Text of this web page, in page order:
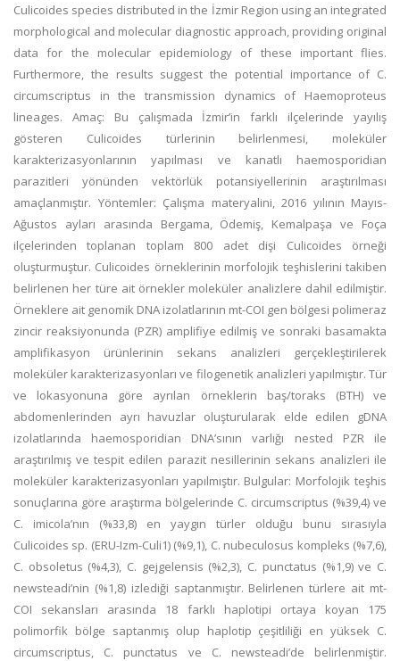
Culicoides species distributed in the İzmir Region using an integrated
morphological and molecular diagnostic approach, providing original
data for the molecular epidemiology of these important flies.
Furthermore, the results suggest the potential importance of C.
circumscriptus in the transmission dynamics of Haemoproteus
lineages. Amaç: Bu çalışmada İzmir’in farklı ilçelerinde yayılış
gösteren Culicoides türlerinin belirlenmesi, moleküler
karakterizasyonlarının yapılması ve kanatlı haemosporidian
parazitleri yönünden vektörlük potansiyellerinin araştırılması
amaçlanmıştır. Yöntemler: Çalışma materyalini, 2016 yılının Mayıs-
Ağustos ayları arasında Bergama, Ödemiş, Kemalpaşa ve Foça
ilçelerinden toplanan toplam 800 adet dişi Culicoides örneği
oluşturmuştur. Culicoides örneklerinin morfolojik teşhislerini takiben
belirlenen her türe ait örnekler moleküler analizlere dahil edilmiştir.
Örneklere ait genomik DNA izolatlarının mt-COI gen bölgesi polimeraz
zincir reaksiyonunda (PZR) amplifiye edilmiş ve sonraki basamakta
amplifikasyon ürünlerinin sekans analizleri gerçekleştirilerek
moleküler karakterizasyonları ve filogenetik analizleri yapılmıştır. Tür
ve lokasyonuna göre ayrılan örneklerin baş/toraks (BTH) ve
abdomenlerinden ayrı havuzlar oluşturularak elde edilen gDNA
izolatlarında haemosporidian DNA’sının varlığı nested PZR ile
araştırılmış ve tespit edilen parazit nesillerinin sekans analizleri ile
moleküler karakterizasyonları yapılmıştır. Bulgular: Morfolojik teşhis
sonuçlarına göre araştırma bölgelerinde C. circumscriptus (%39,4) ve
C. imicola’nın (%33,8) en yaygın türler olduğu bunu sırasıyla
Culicoides sp. (ERU-Izm-Culi1) (%9,1), C. nubeculosus kompleks (%7,6),
C. obsoletus (%4,3), C. gejgelensis (%2,3), C. punctatus (%1,9) ve C.
newsteadi’nin (%1,8) izlediği saptanmıştır. Belirlenen türlere ait mt-
COI sekansları arasında 18 farklı haplotipi ortaya koyan 175
polimorfik bölge saptanmış olup haplotip çeşitliliği en yüksek C.
circumscriptus, C. punctatus ve C. newsteadi’de belirlenmiştir.